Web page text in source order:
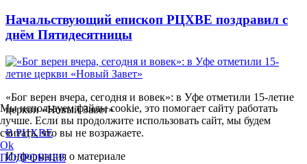
Начальствующий епископ РЦХВЕ поздравил с
днём Пятидесятницы
«Бог верен вчера, сегодня и вовек»: в Уфе отметили 15-летие
церкви «Новый Завет»
В РЦХВЕ
Информация о материале
Мы используем файлы cookie, это помогает сайту работать
лучше. Если вы продолжите использовать сайт, мы будем
считать, что вы не возражаете.
Ok
ПОДРОБНЕЕ